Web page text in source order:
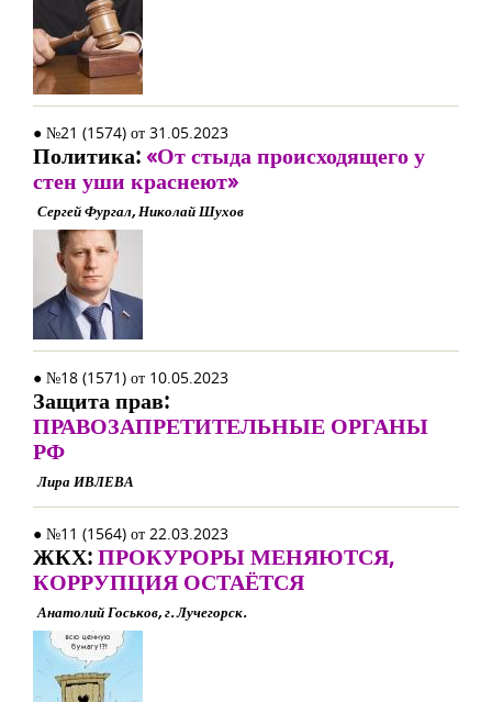
● №21 (1574) от 31.05.2023
Политика:«От стыда происходящего у
стен уши краснеют»
Сергей Фургал, Николай Шухов
● №18 (1571) от 10.05.2023
Защита прав:
ПРАВОЗАПРЕТИТЕЛЬНЫЕ ОРГАНЫ
РФ
Лира ИВЛЕВА
● №11 (1564) от 22.03.2023
ЖКХ:ПРОКУРОРЫ МЕНЯЮТСЯ,
КОРРУПЦИЯ ОСТАЁТСЯ
Анатолий Госьков, г. Лучегорск.